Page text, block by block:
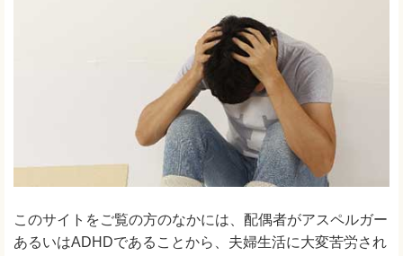
このサイトをご覧の方のなかには、配偶者がアスペルガー
あるいはADHDであることから、夫婦生活に大変苦労され